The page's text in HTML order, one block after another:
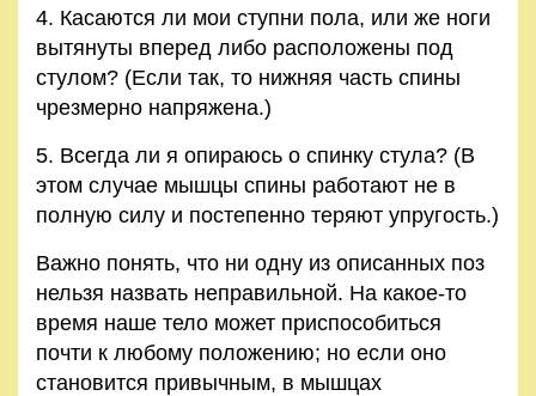
конфиденциальности
4. Касаются ли мои ступни пола, или же ноги
вытянуты вперед либо расположены под
стулом? (Если так, то нижняя часть спины
чрезмерно напряжена.)
5. Всегда ли я опираюсь о спинку стула? (В
этом случае мышцы спины работают не в
полную силу и постепенно теряют упругость.)
Важно понять, что ни одну из описанных поз
нельзя назвать неправильной. На какое-то
время наше тело может приспособиться
почти к любому положению; но если оно
становится привычным, в мышцах